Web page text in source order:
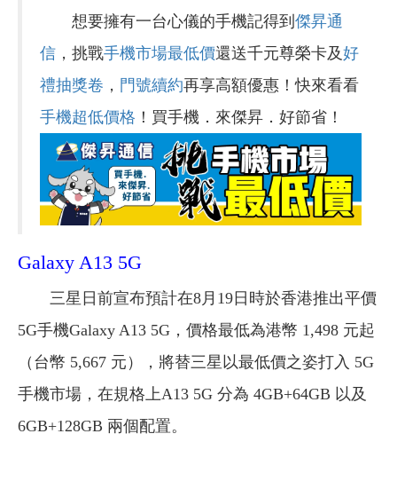
想要擁有一台心儀的手機記得到 傑昇通
信 ，挑戰手機市場最低價還送千元尊榮卡及好
禮抽獎卷 ， 門號續約再享高額優惠！快來看看
手機超低價格 ！買手機．來傑昇．好節省！
Galaxy A13 5G
三星日前宣布預計在8月19日時於香港推出平價
5G手機Galaxy A13 5G，價格最低為港幣 1,498 元起
（台幣 5,667 元），將替三星以最低價之姿打入 5G
手機市場，在規格上A13 5G 分為 4GB+64GB 以及
6GB+128GB 兩個配置。